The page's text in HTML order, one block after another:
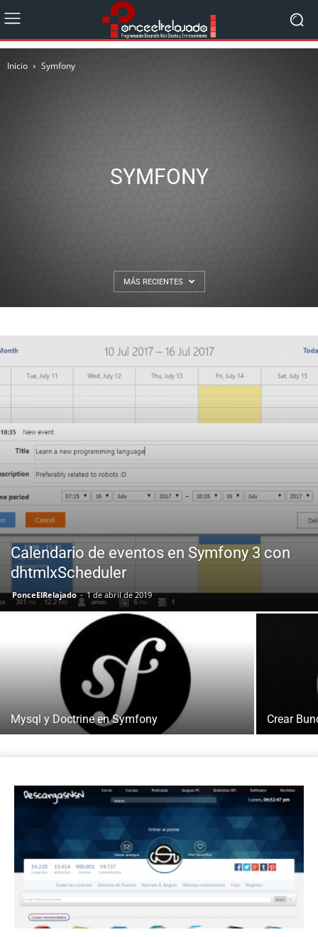
Inicio Symfony
SYMFONY
MÁS RECIENTES
Calendario de eventos en Symfony 3 con
dhtmlxScheduler
PonceElRelajado - 1 de abril de 2019
Mysql y Doctrine en Symfony Crear